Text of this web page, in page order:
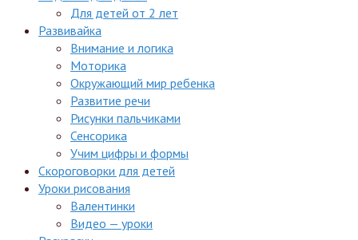
Для детей от 2 лет
Развивайка
Внимание и логика
Моторика
Окружающий мир ребенка
Развитие речи
Рисунки пальчиками
Сенсорика
Учим цифры и формы
Скороговорки для детей
Уроки рисования
Валентинки
Видео — уроки